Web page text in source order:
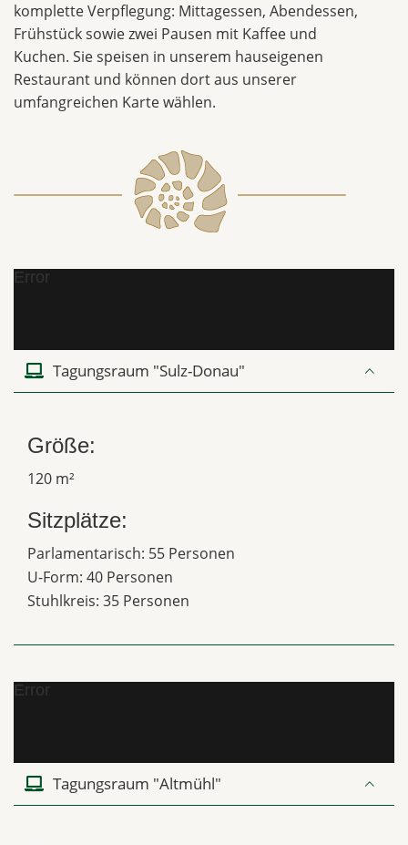
komplette Verpflegung: Mittagessen, Abendessen,
Frühstück sowie zwei Pausen mit Kaffee und
Kuchen. Sie speisen in unserem hauseigenen
Restaurant und können dort aus unserer
umfangreichen Karte wählen.
Error
Tagungsraum "Sulz-Donau"
Größe:
120 m²
Sitzplätze:
Parlamentarisch: 55 Personen
U-Form: 40 Personen
Stuhlkreis: 35 Personen
Error
Tagungsraum "Altmühl"